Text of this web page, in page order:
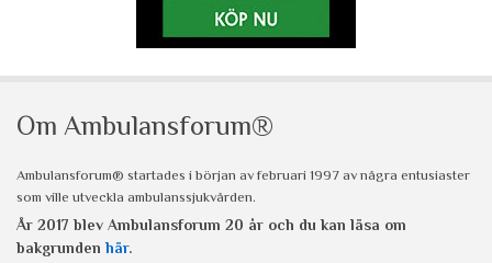
Om Ambulansforum®
Ambulansforum® startades i början av februari 1997 av några entusiaster
som ville utveckla ambulanssjukvården.
År 2017 blev Ambulansforum 20 år och du kan läsa om
bakgrunden här.